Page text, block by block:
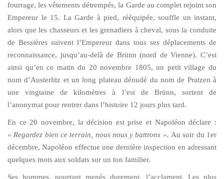
fourrage, les vêtements détrempés, la Garde au complet rejoint son
Empereur le 15. La Garde à pied, rééquipée, souffle un instant,
alors que les chasseurs et les grenadiers à cheval, sous la conduite
de Bessières suivent l’Empereur dans tous ses déplacements de
reconnaissance, jusqu’au-delà de Brünn (nord de Vienne). C’est
ainsi qu’en ce matin du 20 novembre 1805, un petit village du
nom d’Austerlitz et un long plateau dénudé du nom de Pratzen à
une vingtaine de kilomètres à l’est de Brünn, sortent de
l’anonymat pour rentrer dans l’histoire 12 jours plus tard.
En ce 20 novembre, la décision est prise et Napoléon déclare :
« Regardez bien ce terrain, nous nous y battrons ». Au soir du 1er
décembre, Napoléon effectue une dernière inspection en adressant
quelques mots aux soldats sur un ton familier.
Ses hommes, pourtant menés durement, l’acclament. Les plus